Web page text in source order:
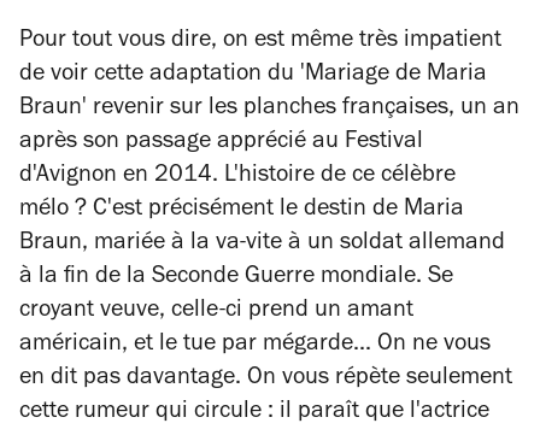
Pour tout vous dire, on est même très impatient
de voir cette adaptation du 'Mariage de Maria
Braun' revenir sur les planches françaises, un an
après son passage apprécié au Festival
d'Avignon en 2014. L'histoire de ce célèbre
mélo ? C'est précisément le destin de Maria
Braun, mariée à la va-vite à un soldat allemand
à la fin de la Seconde Guerre mondiale. Se
croyant veuve, celle-ci prend un amant
américain, et le tue par mégarde... On ne vous
en dit pas davantage. On vous répète seulement
cette rumeur qui circule : il paraît que l'actrice